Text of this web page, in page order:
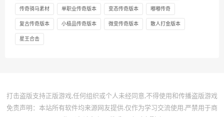
传奇骑马素材 单职业传奇版本 变态传奇版本 嘟嘟传奇
复古传奇版本 小极品传奇版本 微变传奇版本 散人打金版本
星王合击
打击盗版支持正版游戏,任何组织或个人未经同意,不得使用和传播盗版游戏
免责声明：本站所有软件均来源网友提供.仅作为学习交流使用.严禁用于商